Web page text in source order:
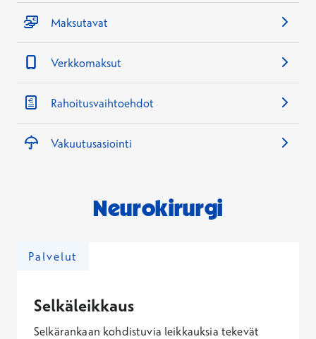
Maksutavat
Verkkomaksut
Rahoitusvaihtoehdot
Vakuutusasiointi
Neurokirurgi
Palvelut
Selkäleikkaus
Selkärankaan kohdistuvia leikkauksia tekevät